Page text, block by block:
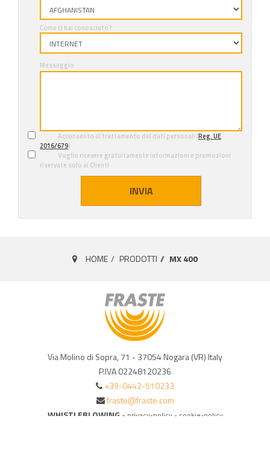
Come ci hai conosciuto?
Messaggio
Acconsento al trattamento dei dati personali (Reg. UE
2016/679)
Voglio ricevere gratuitamente informazioni e promozioni
riservate solo ai Clienti
INVIA
HOME PRODOTTI MX 400
Via Molino di Sopra, 71 - 37054 Nogara (VR) Italy
P.IVA 02248120236
+39-0442-510233
fraste@fraste.com
WHISTLEBLOWING - privacy-policy- cookie-policy